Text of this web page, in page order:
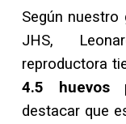
Según nuestro
JHS,
reproductora
4.5 huevos
destacar que